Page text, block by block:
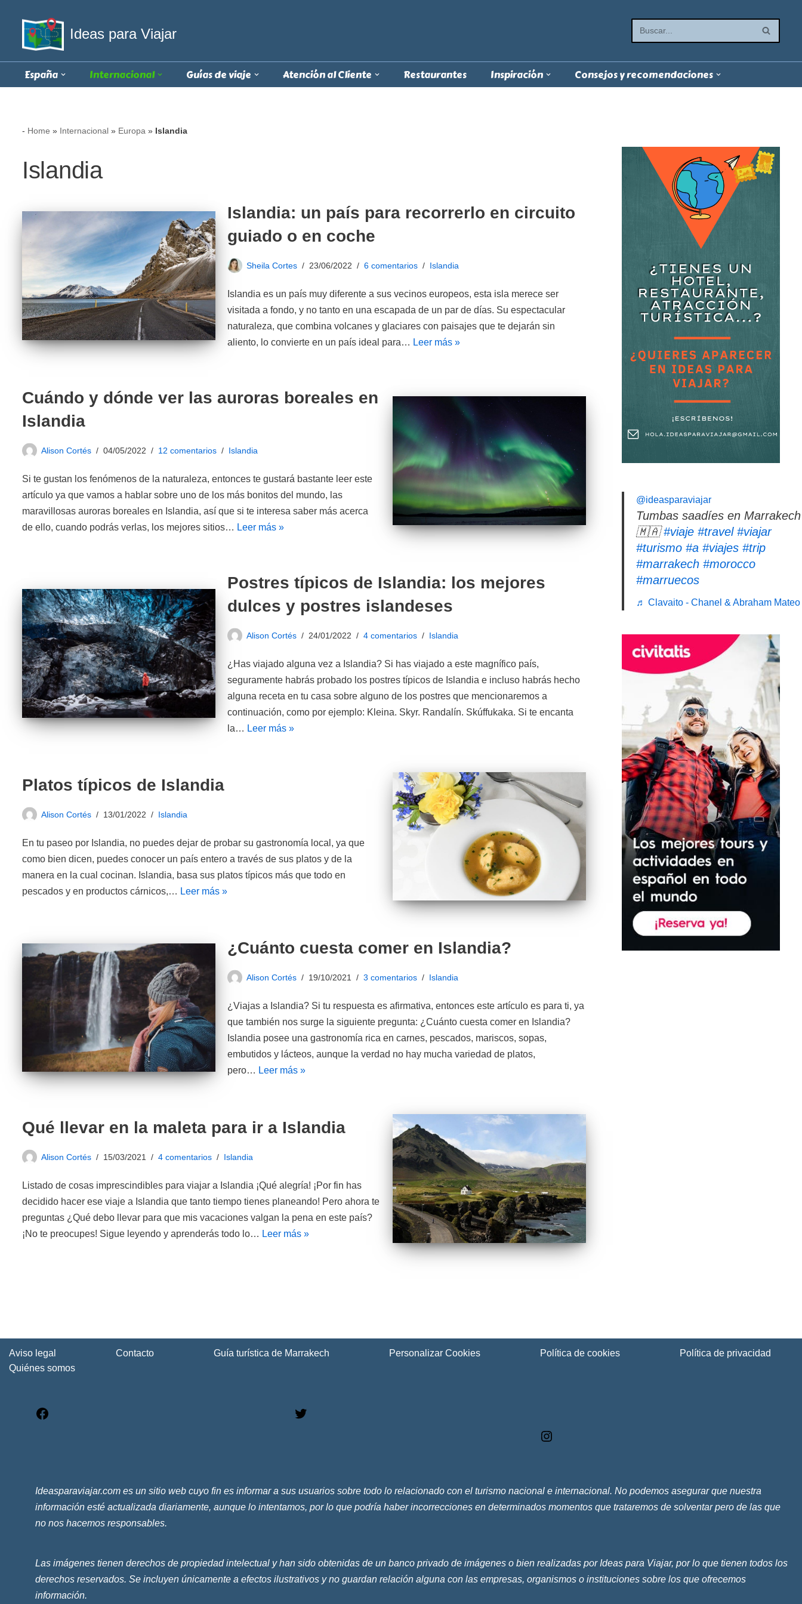
Saltar
contenido
Ideas para Viajar
España Internacional Guías de viaje Atención al Cliente Restaurantes Inspiración Consejos y recomendaciones
- Home » Internacional » Europa » Islandia
Islandia
Islandia: un país para recorrerlo en circuito
guiado o en coche
Sheila Cortes 23/06/2022 6 comentarios Islandia
Islandia es un país muy diferente a sus vecinos europeos, esta isla merece ser
visitada a fondo, y no tanto en una escapada de un par de días. Su espectacular
naturaleza, que combina volcanes y glaciares con paisajes que te dejarán sin
aliento, lo convierte en un país ideal para… Leer más »
Cuándo y dónde ver las auroras boreales en
Islandia
Alison Cortés 04/05/2022 12 comentarios Islandia
Si te gustan los fenómenos de la naturaleza, entonces te gustará bastante leer este
artículo ya que vamos a hablar sobre uno de los más bonitos del mundo, las
maravillosas auroras boreales en Islandia, así que si te interesa saber más acerca
de ello, cuando podrás verlas, los mejores sitios… Leer más »
Postres típicos de Islandia: los mejores
dulces y postres islandeses
Alison Cortés 24/01/2022 4 comentarios Islandia
¿Has viajado alguna vez a Islandia? Si has viajado a este magnífico país,
seguramente habrás probado los postres típicos de Islandia e incluso habrás hecho
alguna receta en tu casa sobre alguno de los postres que mencionaremos a
continuación, como por ejemplo: Kleina. Skyr. Randalín. Skúffukaka. Si te encanta
la… Leer más »
Platos típicos de Islandia
Alison Cortés 13/01/2022 Islandia
En tu paseo por Islandia, no puedes dejar de probar su gastronomía local, ya que
como bien dicen, puedes conocer un país entero a través de sus platos y de la
manera en la cual cocinan. Islandia, basa sus platos típicos más que todo en
pescados y en productos cárnicos,… Leer más »
¿Cuánto cuesta comer en Islandia?
Alison Cortés 19/10/2021 3 comentarios Islandia
¿Viajas a Islandia? Si tu respuesta es afirmativa, entonces este artículo es para ti, ya
que también nos surge la siguiente pregunta: ¿Cuánto cuesta comer en Islandia?
Islandia posee una gastronomía rica en carnes, pescados, mariscos, sopas,
embutidos y lácteos, aunque la verdad no hay mucha variedad de platos,
pero… Leer más »
Qué llevar en la maleta para ir a Islandia
Alison Cortés 15/03/2021 4 comentarios Islandia
Listado de cosas imprescindibles para viajar a Islandia ¡Qué alegría! ¡Por fin has
decidido hacer ese viaje a Islandia que tanto tiempo tienes planeando! Pero ahora te
preguntas ¿Qué debo llevar para que mis vacaciones valgan la pena en este país?
¡No te preocupes! Sigue leyendo y aprenderás todo lo… Leer más »
@ideasparaviajar
Tumbas saadíes en Marrakech
🇲🇦#viaje #travel #viajar
#turismo #a #viajes #trip
#marrakech #morocco
#marruecos
♬ Clavaito - Chanel & Abraham Mateo
Aviso legal Contacto Guía turística de Marrakech Personalizar Cookies Política de cookies
Política de privacidad
Quiénes somos
Ideasparaviajar.com es un sitio web cuyo fin es informar a sus usuarios sobre todo lo relacionado con el turismo nacional e internacional. No podemos asegurar que nuestra
información esté actualizada diariamente, aunque lo intentamos, por lo que podría haber incorrecciones en determinados momentos que trataremos de solventar pero de las que
no nos hacemos responsables.
Las imágenes tienen derechos de propiedad intelectual y han sido obtenidas de un banco privado de imágenes o bien realizadas por Ideas para Viajar, por lo que tienen todos los
derechos reservados. Se incluyen únicamente a efectos ilustrativos y no guardan relación alguna con las empresas, organismos o instituciones sobre los que ofrecemos
información.